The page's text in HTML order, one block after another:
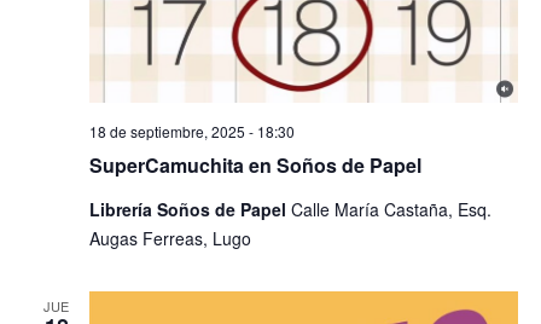
SuperCamuchita en Soños de Papel
18 de septiembre, 2025 - 18:30
Librería Soños de Papel Calle María Castaña, Esq.
Augas Ferreas, Lugo
JUE